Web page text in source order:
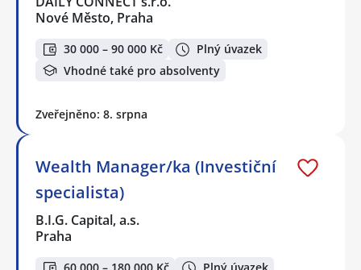
Nové Město, Praha
30 000 – 90 000 Kč
Plný úvazek
Vhodné také pro absolventy
Zveřejněno: 8. srpna
Wealth Manager/ka (Investiční
specialista)
B.I.G. Capital, a.s.
Praha